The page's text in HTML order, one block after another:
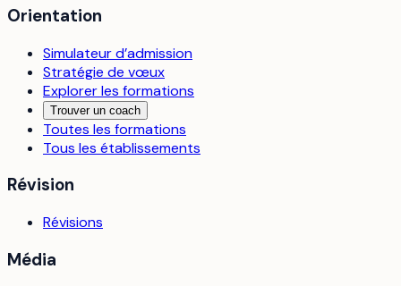
Orientation
Simulateur d’admission
Stratégie de vœux
Explorer les formations
Trouver un coach
Toutes les formations
Tous les établissements
Révision
Révisions
Média